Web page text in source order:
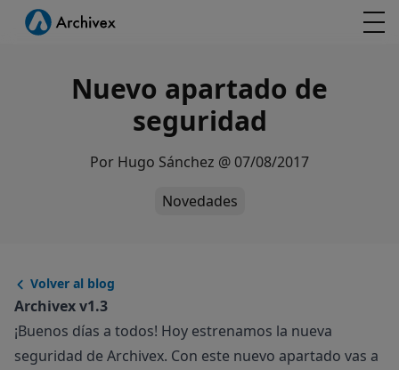
Nuevo apartado de
seguridad
Por Hugo Sánchez @ 07/08/2017
Novedades
Volver al blog
Archivex v1.3
¡Buenos días a todos! Hoy estrenamos la nueva
seguridad de Archivex. Con este nuevo apartado vas a